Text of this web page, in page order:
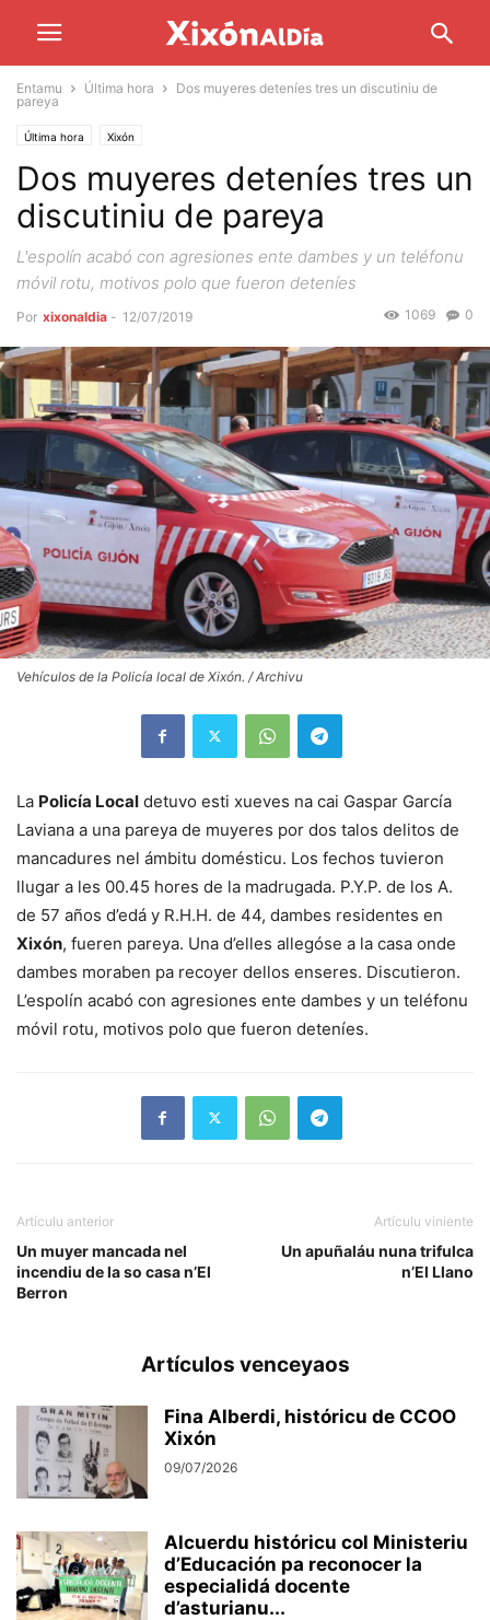
Entamu Última hora
Dos muyeres deteníes tres un discutiniu de
pareya
Última hora Xixón
Dos muyeres deteníes tres un
discutiniu de pareya
L'espolín acabó con agresiones ente dambes y un teléfonu
móvil rotu, motivos polo que fueron deteníes
Por xixonaldia - 12/07/2019 0
1069
Vehículos de la Policía local de Xixón. / Archivu
La Policía Local detuvo esti xueves na cai Gaspar García
Laviana a una pareya de muyeres por dos talos delitos de
mancadures nel ámbitu domésticu. Los fechos tuvieron
llugar a les 00.45 hores de la madrugada. P.Y.P. de los A.
de 57 años d’edá y R.H.H. de 44, dambes residentes en
Xixón, fueren pareya. Una d’elles allegóse a la casa onde
dambes moraben pa recoyer dellos enseres. Discutieron.
L’espolín acabó con agresiones ente dambes y un teléfonu
móvil rotu, motivos polo que fueron deteníes.
Artículu anterior
Un muyer mancada nel
incendiu de la so casa n’El
Berron
Artículu viniente
Un apuñaláu nuna trifulca
n’El Llano
Artículos venceyaos
Fina Alberdi, históricu de CCOO
Xixón
09/07/2026
Alcuerdu históricu col Ministeriu
d’Educación pa reconocer la
especialidá docente
d’asturianu...